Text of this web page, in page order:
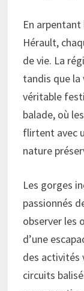
En
Hérault,
de vie. La
tandis que la
véritable
balade, où
flirtent avec
nature
Les gorges
passionnés
observer les
d’une
des activités
circuits